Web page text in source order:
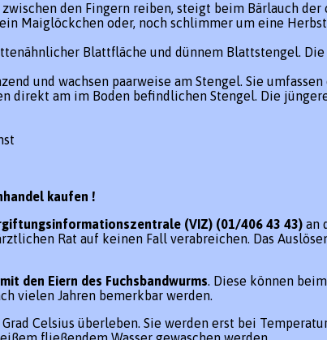
zwischen den Fingern reiben, steigt beim Bärlauch
Maiglöckchen oder, noch schlimmer um eine
Blattfläche und dünnem Blattstengel.
und wachsen paarweise am Stengel. Sie
direkt am im Boden befindlichen Stengel. Die
kaufen !
(VIZ) (01/406 43 43) an
Rat auf keinen Fall verabreichen. Das
den Eiern des Fuchsbandwurms. Diese können
vielen Jahren bemerkbar werden.
Celsius überleben. Sie werden erst bei